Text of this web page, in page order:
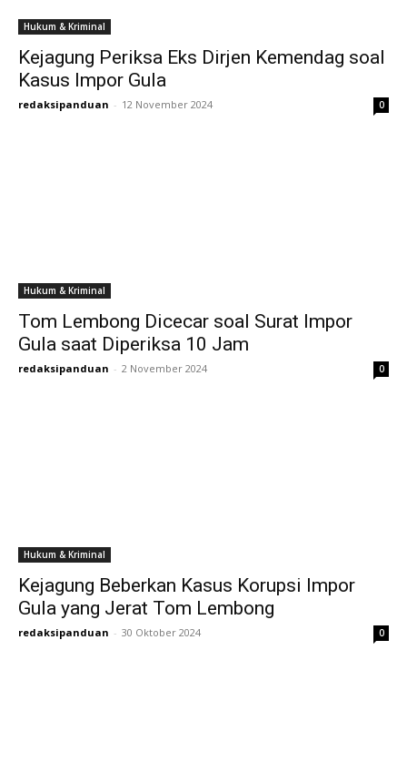
Hukum & Kriminal
Kejagung Periksa Eks Dirjen Kemendag soal
Kasus Impor Gula
redaksipanduan - 12 November 2024 0
Hukum & Kriminal
Tom Lembong Dicecar soal Surat Impor
Gula saat Diperiksa 10 Jam
redaksipanduan - 2 November 2024 0
Hukum & Kriminal
Kejagung Beberkan Kasus Korupsi Impor
Gula yang Jerat Tom Lembong
redaksipanduan - 30 Oktober 2024 0